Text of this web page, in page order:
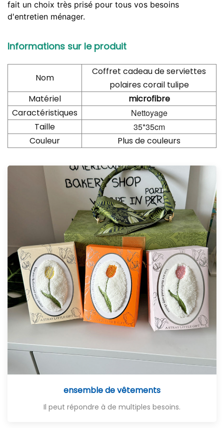
fait un choix très prisé pour tous vos besoins
d'entretien ménager.
Informations sur le produit
Nom
Coffret cadeau de serviettes
polaires corail tulipe
Matériel
microfibre
Caractéristiques
Nettoyage
Taille
35*35cm
Couleur
Plus de couleurs
ensemble de vêtements
Il peut répondre à de multiples besoins.